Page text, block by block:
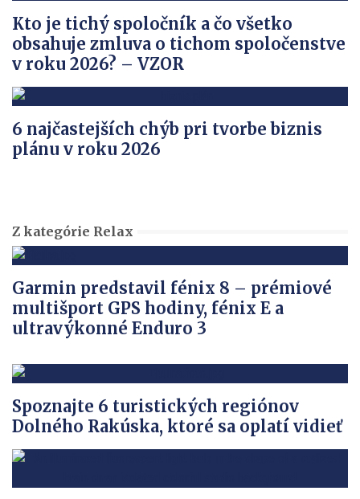
Kto je tichý spoločník a čo všetko
obsahuje zmluva o tichom spoločenstve
v roku 2026? – VZOR
6 najčastejších chýb pri tvorbe biznis
plánu v roku 2026
Z kategórie Relax
Garmin predstavil fénix 8 – prémiové
multišport GPS hodiny, fénix E a
ultravýkonné Enduro 3
Spoznajte 6 turistických regiónov
Dolného Rakúska, ktoré sa oplatí vidieť